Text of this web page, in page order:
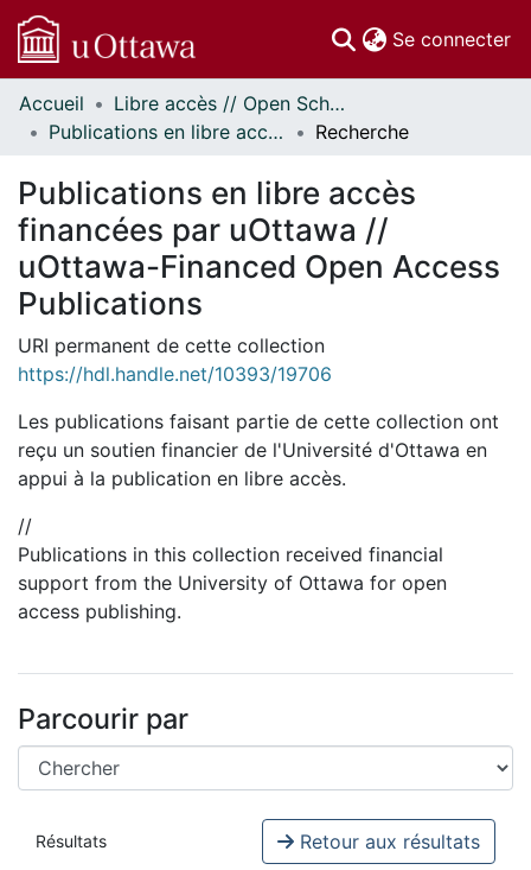
Se connecter
Communautés
et collections
Statistiques
À propos
Accueil
Libre accès // Open Scholarship
Publications en libre accès financées par uOttawa // uOttawa-Financed Open Access Publications
Recherche
Publications en libre accès
financées par uOttawa //
uOttawa-Financed Open Access
Publications
URI permanent de cette collection
https://hdl.handle.net/10393/19706
Les publications faisant partie de cette collection ont
reçu un soutien financier de l'Université d'Ottawa en
appui à la publication en libre accès.
//
Publications in this collection received financial
support from the University of Ottawa for open
access publishing.
Parcourir par
Résultats Retour aux résultats